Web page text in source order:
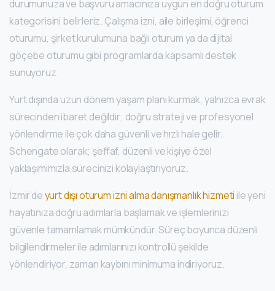
durumunuza ve başvuru amacınıza uygun en doğru oturum
kategorisini belirleriz. Çalışma izni, aile birleşimi, öğrenci
oturumu, şirket kurulumuna bağlı oturum ya da dijital
göçebe oturumu gibi programlarda kapsamlı destek
sunuyoruz.
Yurt dışında uzun dönem yaşam planı kurmak, yalnızca evrak
sürecinden ibaret değildir; doğru strateji ve profesyonel
yönlendirme ile çok daha güvenli ve hızlı hale gelir.
Schengate olarak; şeffaf, düzenli ve kişiye özel
yaklaşımımızla sürecinizi kolaylaştırıyoruz.
İzmir’deyurt dışı oturum izni alma danışmanlık hizmeti ile yeni
hayatınıza doğru adımlarla başlamak ve işlemlerinizi
güvenle tamamlamak mümkündür. Süreç boyunca düzenli
bilgilendirmeler ile adımlarınızı kontrollü şekilde
yönlendiriyor, zaman kaybını minimuma indiriyoruz.